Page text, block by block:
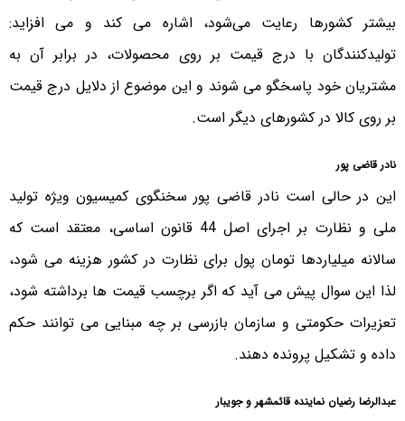
بیشتر کشورها رعایت می‌شود، اشاره می کند و می افزاید:
تولیدکنندگان با درج قیمت بر روی محصولات، در برابر آن به
مشتریان خود پاسخگو می شوند و این موضوع از دلایل درج قیمت
بر روی کالا در کشورهای دیگر است.
نادر قاضی پور
این در حالی است نادر قاضی پور سخنگوی کمیسیون ویژه تولید
ملی و نظارت بر اجرای اصل 44 قانون اساسی، معتقد است که
سالانه میلیاردها تومان پول برای نظارت در کشور هزینه می شود،
لذا این سوال پیش می آید که اگر برچسب قیمت ها برداشته شود،
تعزیرات حکومتی و سازمان بازرسی بر چه مبنایی می توانند حکم
داده و تشکیل پرونده دهند.
عبدالرضا رضیان نماینده قائمشهر و جویبار